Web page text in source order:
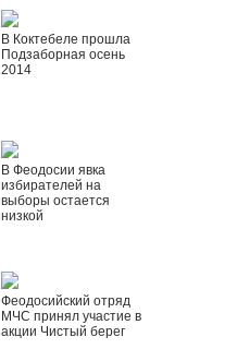
В Коктебеле прошла
Подзаборная осень
2014
В Феодосии явка
избирателей на
выборы остается
низкой
Феодосийский отряд
МЧС принял участие в
акции Чистый берег